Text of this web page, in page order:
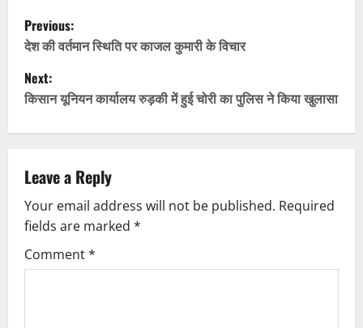
P
o
s
a
v
i
Previous:
देश की वर्तमान स्थिति पर काजल कुमारी के विचार
Next:
किसान यूनियन कार्यालय रुड़की में हुई चोरी का पुलिस ने किया खुलासा
Leave a Reply
Your email address will not be published. Required
fields are marked *
Comment*